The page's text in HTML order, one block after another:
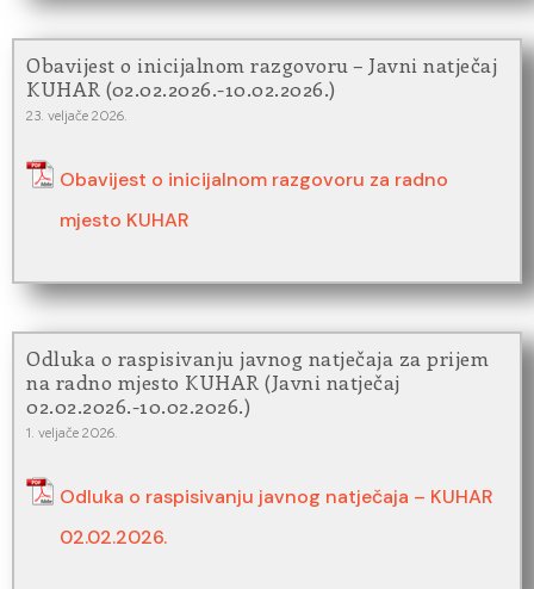
Obavijest o inicijalnom razgovoru – Javni natječaj
KUHAR (02.02.2026.-10.02.2026.)
23. veljače 2026.
Obavijest o inicijalnom razgovoru za radno
mjesto KUHAR
Odluka o raspisivanju javnog natječaja za prijem
na radno mjesto KUHAR (Javni natječaj
02.02.2026.-10.02.2026.)
1. veljače 2026.
Odluka o raspisivanju javnog natječaja – KUHAR
02.02.2026.